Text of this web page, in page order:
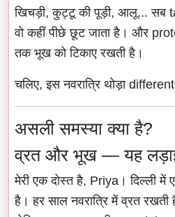
खिचड़ी, कुट्टू की पूड़ी, आलू... सब
वो कहीं पीछे छूट जाता है। और
तक भूख को टिकाए रखती है।
चलिए, इस नवरात्रि थोड़ा
असली समस्या क्या है?
व्रत और भूख — यह लड़ाई
मेरी एक दोस्त है, Priya। दिल्ली में
है। हर साल नवरात्रि में व्रत